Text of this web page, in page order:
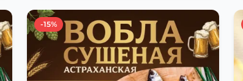
-15%